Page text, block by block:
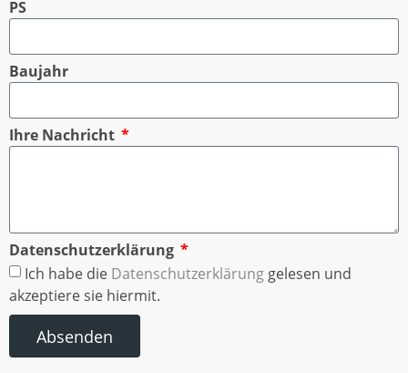
PS
Baujahr
Ihre Nachricht
Datenschutzerklärung
Ich habe die Datenschutzerklärung gelesen und
akzeptiere sie hiermit.
Absenden